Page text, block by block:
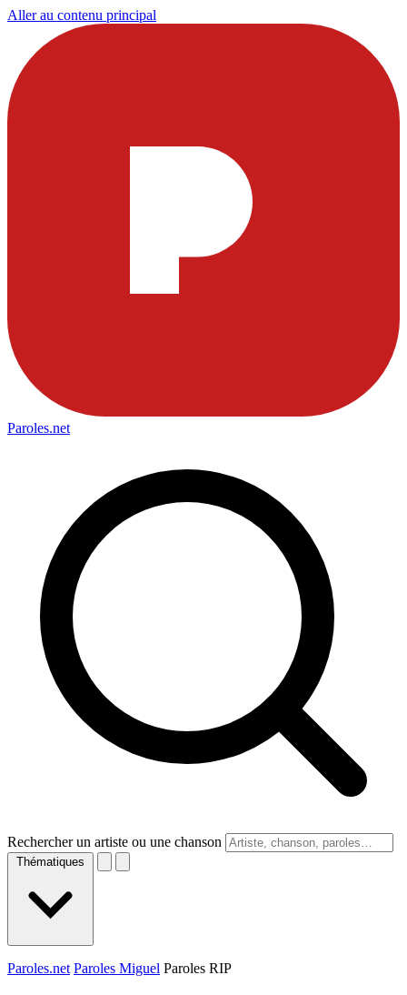
Aller au contenu principal
Paroles.net
Rechercher un artiste ou une chanson
Thématiques
Paroles.net Paroles Miguel Paroles RIP